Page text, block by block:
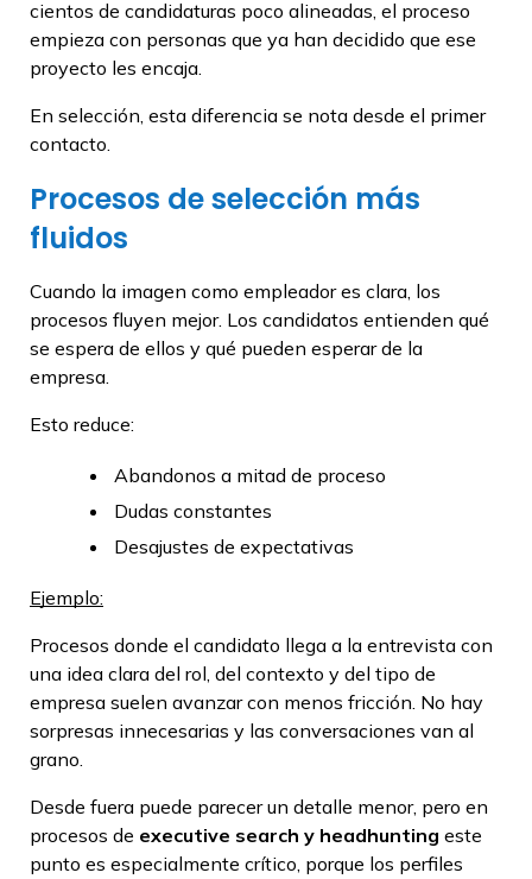
cientos de candidaturas poco alineadas, el proceso
empieza con personas que ya han decidido que ese
proyecto les encaja.
En selección, esta diferencia se nota desde el primer
contacto.
Procesos de selección más
fluidos
Cuando la imagen como empleador es clara, los
procesos fluyen mejor. Los candidatos entienden qué
se espera de ellos y qué pueden esperar de la
empresa.
Esto reduce:
Abandonos a mitad de proceso
Dudas constantes
Desajustes de expectativas
Ejemplo:
Procesos donde el candidato llega a la entrevista con
una idea clara del rol, del contexto y del tipo de
empresa suelen avanzar con menos fricción. No hay
sorpresas innecesarias y las conversaciones van al
grano.
Desde fuera puede parecer un detalle menor, pero en
procesos de executive search y headhunting este
punto es especialmente crítico, porque los perfiles